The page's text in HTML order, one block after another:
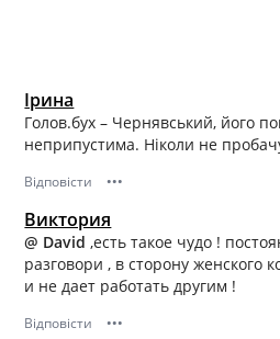
Ірина
Голов.бух – Чернявський, його
неприпустима. Ніколи не
Відповісти •••
Виктория
@ David ,есть такое чудо !
разговори , в сторону женского
и не дает работать другим !
Відповісти •••